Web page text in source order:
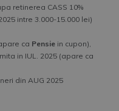
retinerea CASS 10%
intre 3.000-15.000 lei)
ca Pensie in cupon),
in IUL. 2025 (apare ca
din AUG 2025